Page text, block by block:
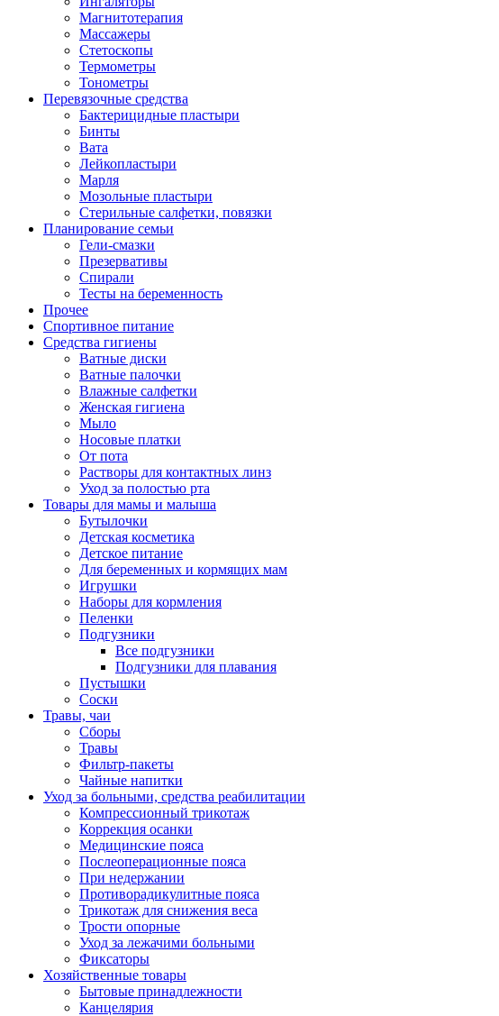
Магнитотерапия
Массажеры
Стетоскопы
Термометры
Тонометры
Перевязочные средства
Бактерицидные пластыри
Бинты
Вата
Лейкопластыри
Марля
Мозольные пластыри
Стерильные салфетки, повязки
Планирование семьи
Гели-смазки
Презервативы
Спирали
Тесты на беременность
Прочее
Спортивное питание
Средства гигиены
Ватные диски
Ватные палочки
Влажные салфетки
Женская гигиена
Мыло
Носовые платки
От пота
Растворы для контактных линз
Уход за полостью рта
Товары для мамы и малыша
Бутылочки
Детская косметика
Детское питание
Для беременных и кормящих мам
Игрушки
Наборы для кормления
Пеленки
Подгузники
Все подгузники
Подгузники для плавания
Пустышки
Соски
Травы, чаи
Сборы
Травы
Фильтр-пакеты
Чайные напитки
Уход за больными, средства реабилитации
Компрессионный трикотаж
Коррекция осанки
Медицинские пояса
Послеоперационные пояса
При недержании
Противорадикулитные пояса
Трикотаж для снижения веса
Трости опорные
Уход за лежачими больными
Фиксаторы
Хозяйственные товары
Бытовые принадлежности
Канцелярия